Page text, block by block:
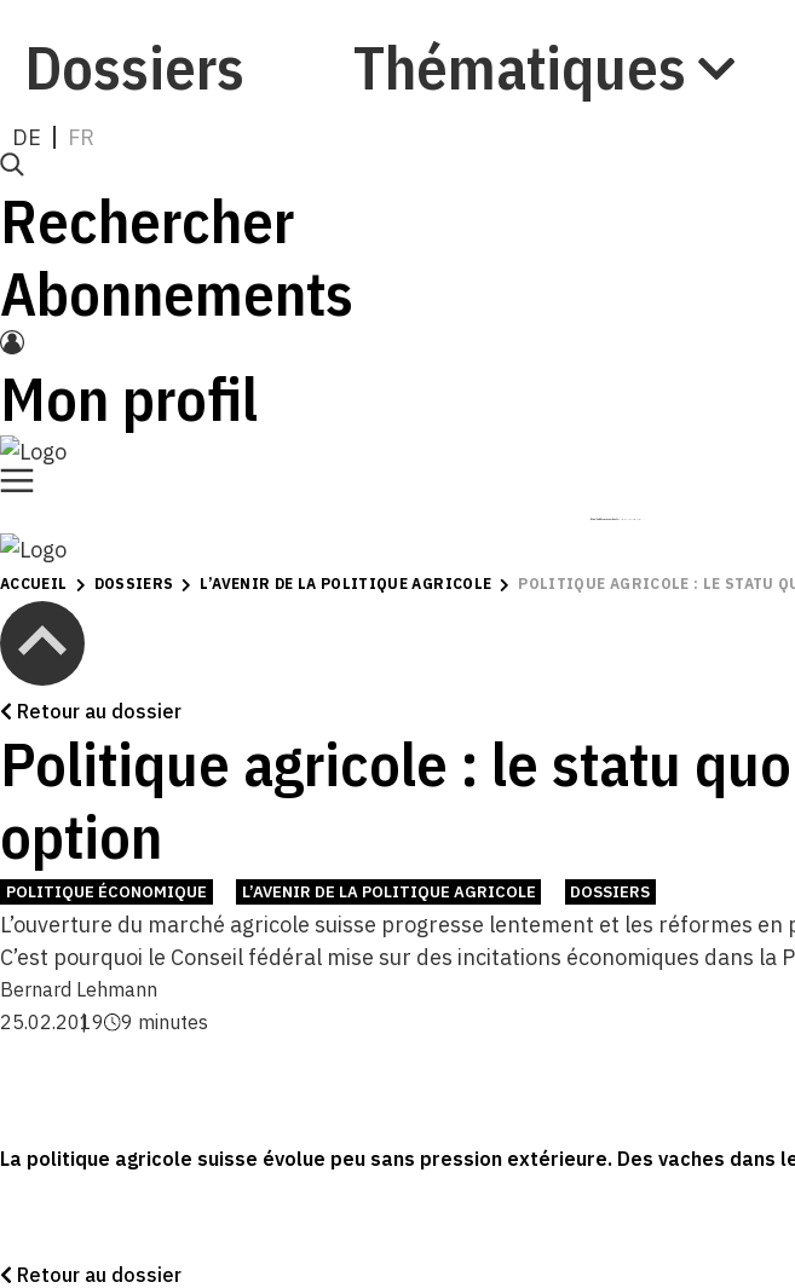
Dossiers Thématiques
DE FR
Rechercher
Abonnements
Mon profil
ACCUEIL DOSSIERS L’AVENIR DE LA POLITIQUE AGRICOLE POLITIQUE AGRICOLE : LE STATU
Retour au dossier
Politique agricole : le statu quo
option
POLITIQUE ÉCONOMIQUE L’AVENIR DE LA POLITIQUE AGRICOLE DOSSIERS
L’ouverture du marché agricole suisse progresse lentement et les réformes
C’est pourquoi le Conseil fédéral mise sur des incitations économiques dans
Bernard Lehmann
25.02.2019
9 minutes
La politique agricole suisse évolue peu sans pression extérieure. Des vaches dans
Retour au dossier